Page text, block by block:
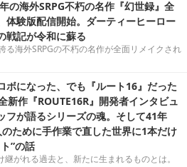
の海外SRPG不朽の名作『幻世録』全
体験版配信開始。ダーティーヒーロー
戦記が令和に蘇る
る海外SRPGの不朽の名作が全面リメイクされ
ボになった、でも『ルート16』だった
作『ROUTE16R』開発者インタビュ
フが語るシリーズの魂。そして41年
ために手作業で直した世界に1本だけ
”の話
がれる過去と、新たに生まれるものとは。